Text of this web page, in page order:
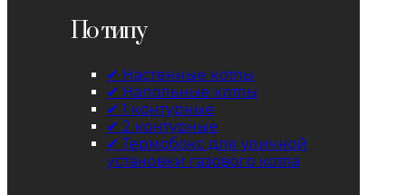
По типу
✔ Настенные котлы
✔ Напольные котлы
✔ 1 контурные
✔ 2 контурные
✔ Термобокс для уличной
установки газового котла